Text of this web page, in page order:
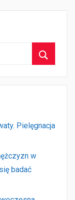
Pielęgnacja
w
badać